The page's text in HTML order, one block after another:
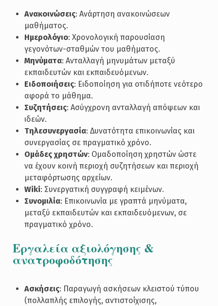
Ανακοινώσεις: Ανάρτηση ανακοινώσεων
μαθήματος.
Ημερολόγιο: Χρονολογική παρουσίαση
γεγονότων-σταθμών του μαθήματος.
Μηνύματα: Ανταλλαγή μηνυμάτων μεταξύ
εκπαιδευτών και εκπαιδευόμενων.
Ειδοποιήσεις: Ειδοποίηση για οτιδήποτε νεότερο
αφορά το μάθημα.
Συζητήσεις: Ασύγχρονη ανταλλαγή απόψεων και
ιδεών.
Τηλεσυνεργασία: Δυνατότητα επικοινωνίας και
συνεργασίας σε πραγματικό χρόνο.
Ομάδες χρηστών: Ομαδοποίηση χρηστών ώστε
να έχουν κοινή περιοχή συζητήσεων και περιοχή
μεταφόρτωσης αρχείων.
Wiki: Συνεργατική συγγραφή κειμένων.
Συνομιλία: Επικοινωνία με γραπτά μηνύματα,
μεταξύ εκπαιδευτών και εκπαιδευόμενων, σε
πραγματικό χρόνο.
Εργαλεία αξιολόγησης &
ανατροφοδότησης
Ασκήσεις: Παραγωγή ασκήσεων κλειστού τύπου
(πολλαπλής επιλογής, αντιστοίχισης,